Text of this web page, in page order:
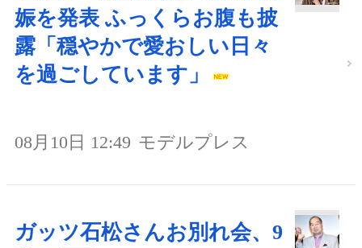
娠を発表 ふっくらお腹も披
露「穏やかで愛おしい日々
を過ごしています」
08月10日 12:49 モデルプレス
ガッツ石松さんお別れ会、9